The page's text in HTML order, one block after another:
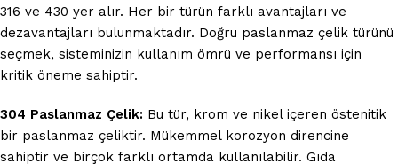
316 ve 430 yer alır. Her bir türün farklı avantajları ve
dezavantajları bulunmaktadır. Doğru paslanmaz çelik türünü
seçmek, sisteminizin kullanım ömrü ve performansı için
kritik öneme sahiptir.
304 Paslanmaz Çelik: Bu tür, krom ve nikel içeren östenitik
bir paslanmaz çeliktir. Mükemmel korozyon direncine
sahiptir ve birçok farklı ortamda kullanılabilir. Gıda